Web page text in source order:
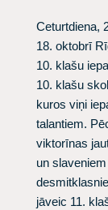
Ceturtdiena,
​18. oktobrī
10. klašu
10. klašu
kuros viņi
talantiem.
viktorīnas
un
jāveic 11.